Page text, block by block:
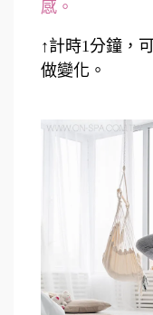
感。
↑計時1分鐘，
做變化。